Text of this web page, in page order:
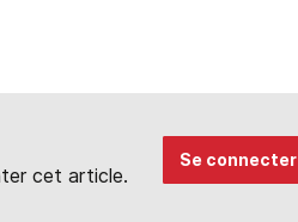
cet article.
Se connecter